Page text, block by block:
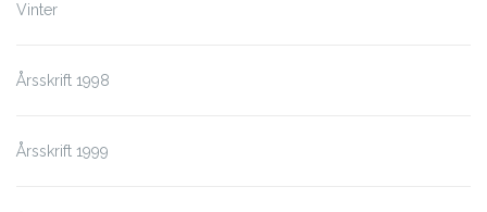
Vinter
Årsskrift 1998
Årsskrift 1999